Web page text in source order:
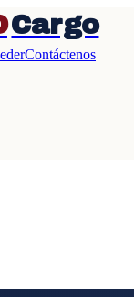
Cargo
Contáctenos